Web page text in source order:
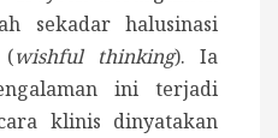
sekadar halusinasi
(wishful thinking). Ia
ini terjadi
klinis dinyatakan